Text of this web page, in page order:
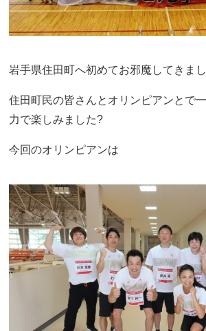
岩手県住田町へ初めてお邪魔してきま
住田町民の皆さんとオリンピアンとで
力で楽しみました?
今回のオリンピアンは